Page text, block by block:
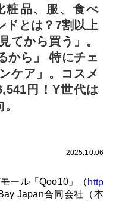
粧品、服、食べ
ドとは？7割以上
てから買う」。
から」 特にチェ
ケア」。コスメ
円！Y世代は
2025.10.06
ール「Qoo10」（ http
Japan合同会社（本